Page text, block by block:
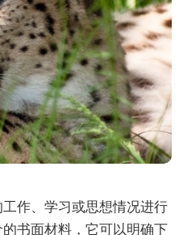
作、学习或思想情况进行
书面材料，它可以明确下